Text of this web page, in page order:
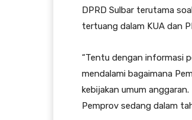
DPRD Sulbar terutama
tertuang dalam KUA dan
“Tentu dengan informasi
mendalami bagaimana
kebijakan umum
Pemprov sedang dalam